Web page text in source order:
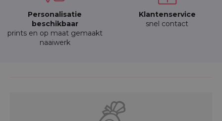
Personalisatie
beschikbaar
prints en op maat gemaakt
naaiwerk
Klantenservice
snel contact